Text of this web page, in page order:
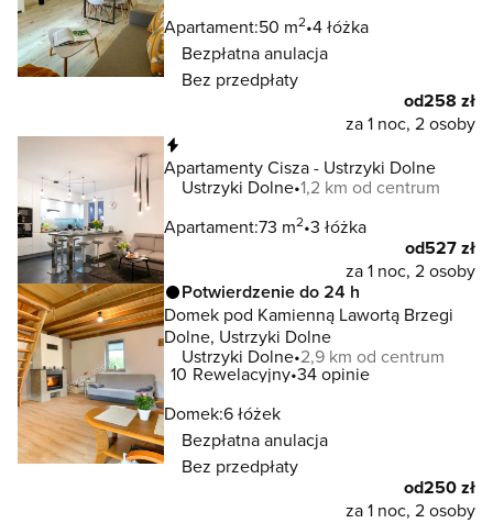
Apartament:50 m2 4 łóżka
Bezpłatna anulacja
Bez przedpłaty
od258 zł
za 1 noc, 2 osoby
Apartamenty Cisza - Ustrzyki Dolne
Ustrzyki Dolne 1,2 km od centrum
Apartament:73 m2 3 łóżka
od527 zł
za 1 noc, 2 osoby
Potwierdzenie do 24 h
Domek pod Kamienną Lawortą Brzegi
Dolne, Ustrzyki Dolne
Ustrzyki Dolne 2,9 km od centrum
10 Rewelacyjny 34 opinie
Domek:6 łóżek
Bezpłatna anulacja
Bez przedpłaty
od250 zł
za 1 noc, 2 osoby